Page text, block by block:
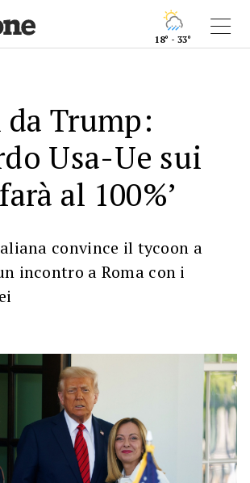
18° - 33°
Trump:
Usa-Ue sui
al 100%’
convince il tycoon a
incontro a Roma con i